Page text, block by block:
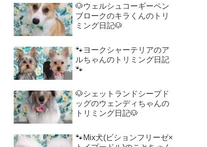
🐶ウェルシュコーギーペン
ブロークのキラくんのトリ
ミング日記🐶
🐾ヨークシャーテリアのア
ルちゃんのトリミング日記
🐾
🐶シェットランドシープド
ッグのウェンディちゃんの
トリミング日記🐶
🐾Mix犬(ビションフリーゼ×